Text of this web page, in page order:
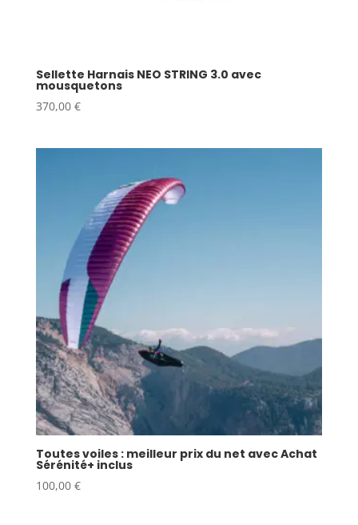
Sellette Harnais NEO STRING 3.0 avec
mousquetons
370,00 €
Toutes voiles : meilleur prix du net avec Achat
Sérénité+ inclus
100,00 €